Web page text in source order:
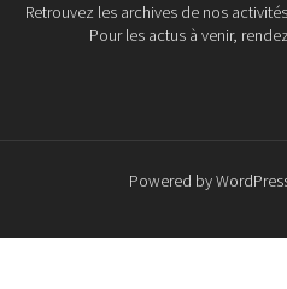
Retrouvez les archives de nos
Pour les actus à venir,
Powered by